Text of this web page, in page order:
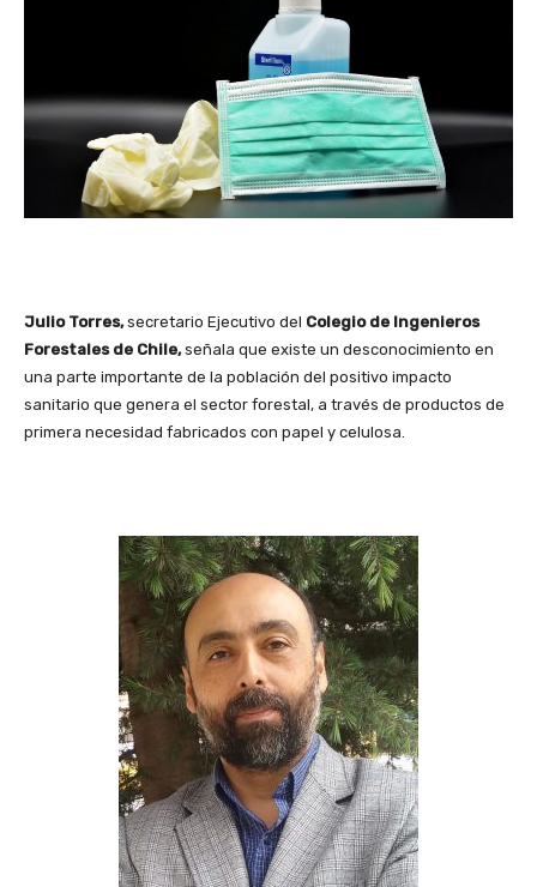
Julio Torres,secretario Ejecutivo del Colegio de Ingenieros
Forestales de Chile,señala que existe un desconocimiento en
una parte importante de la población del positivo impacto
sanitario que genera el sector forestal, a través de productos de
primera necesidad fabricados con papel y celulosa.